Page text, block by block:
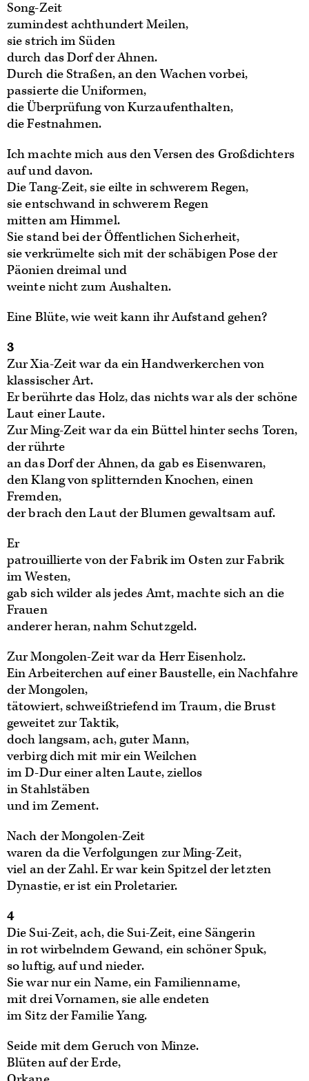
Song-Zeit
zumindest achthundert Meilen,
sie strich im Süden
durch das Dorf der Ahnen.
Durch die Straßen, an den Wachen vorbei,
passierte die Uniformen,
die Überprüfung von Kurzaufenthalten,
die Festnahmen.
Ich machte mich aus den Versen des Großdichters
auf und davon.
Die Tang-Zeit, sie eilte in schwerem Regen,
sie entschwand in schwerem Regen
mitten am Himmel.
Sie stand bei der Öffentlichen Sicherheit,
sie verkrümelte sich mit der schäbigen Pose der
Päonien dreimal und
weinte nicht zum Aushalten.
Eine Blüte, wie weit kann ihr Aufstand gehen?
3
Zur Xia-Zeit war da ein Handwerkerchen von
klassischer Art.
Er berührte das Holz, das nichts war als der schöne
Laut einer Laute.
Zur Ming-Zeit war da ein Büttel hinter sechs Toren,
der rührte
an das Dorf der Ahnen, da gab es Eisenwaren,
den Klang von splitternden Knochen, einen
Fremden,
der brach den Laut der Blumen gewaltsam auf.
Er
patrouillierte von der Fabrik im Osten zur Fabrik
im Westen,
gab sich wilder als jedes Amt, machte sich an die
Frauen
anderer heran, nahm Schutzgeld.
Zur Mongolen-Zeit war da Herr Eisenholz.
Ein Arbeiterchen auf einer Baustelle, ein Nachfahre
der Mongolen,
tätowiert, schweißtriefend im Traum, die Brust
geweitet zur Taktik,
doch langsam, ach, guter Mann,
verbirg dich mit mir ein Weilchen
im D-Dur einer alten Laute, ziellos
in Stahlstäben
und im Zement.
Nach der Mongolen-Zeit
waren da die Verfolgungen zur Ming-Zeit,
viel an der Zahl. Er war kein Spitzel der letzten
Dynastie, er ist ein Proletarier.
4
Die Sui-Zeit, ach, die Sui-Zeit, eine Sängerin
in rot wirbelndem Gewand, ein schöner Spuk,
so luftig, auf und nieder.
Sie war nur ein Name, ein Familienname,
mit drei Vornamen, sie alle endeten
im Sitz der Familie Yang.
Seide mit dem Geruch von Minze.
Blüten auf der Erde,